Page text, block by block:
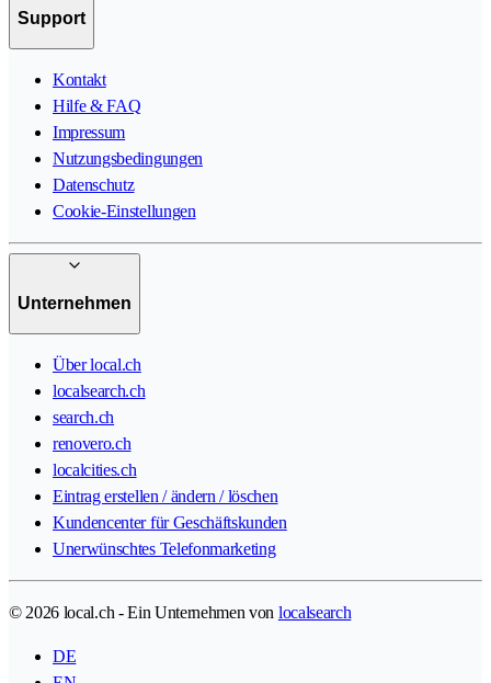
Support
Kontakt
Hilfe & FAQ
Impressum
Nutzungsbedingungen
Datenschutz
Cookie-Einstellungen
Unternehmen
Über local.ch
localsearch.ch
search.ch
renovero.ch
localcities.ch
Eintrag erstellen / ändern / löschen
Kundencenter für Geschäftskunden
Unerwünschtes Telefonmarketing
© 2026 local.ch - Ein Unternehmen von localsearch
DE